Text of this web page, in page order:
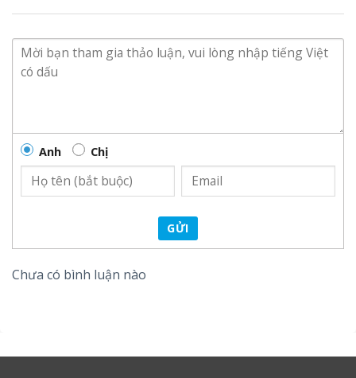
– Được tạo nên từ các loại vải và mút bông xịn xò, các
khiến cho người mặcmascot nha khoadễ dàng di
chuyển hơn và thuận tiện trong việc giao tiếp với khách
Anh Chị
GỬI
Chưa có bình luận nào